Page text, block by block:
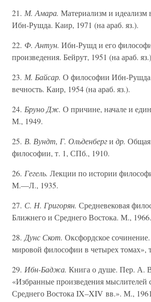
21. М. Амара. Материализм и идеализм
Ибн-Рушда. Каир, 1971 (на араб. яз.).
22. Ф. Антун. Ибн-Рушд и его
произведения. Бейрут, 1951 (на араб.
23. М. Байсар. О философии Ибн-
вечность. Каир, 1954 (на араб. яз.).
24. Бруно Дж. О причине, начале и
М., 1949.
25. В. Вундт, Г. Ольденберги др. Общая
философии, т. 1, СПб., 1910.
26. Гегель. Лекции по истории
М.—Л., 1935.
27. С. Н. Григорян. Средневековая
Ближнего и Среднего Востока. М., 1966.
28. Дунс Скот. Оксфордское
мировой философии в четырех томах»,
29. Ибн-Баджа. Книга о душе. Пер. А.
«Избранные произведения мыслителей
Среднего Востока IX–XIV вв.». М.,